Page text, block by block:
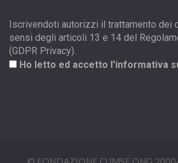
Iscrivendoti autorizzi il trattamento dei
sensi degli articoli 13 e 14 del
(GDPR Privacy).
Ho letto ed accetto l'informativa